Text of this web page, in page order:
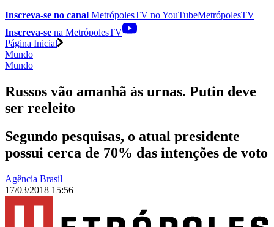
Inscreva-se no canal MetrópolesTV noYouTubeMetrópolesTV
Inscreva-se na MetrópolesTV
Página Inicial
Mundo
Mundo
Russos vão amanhã às urnas. Putin deve
ser reeleito
Segundo pesquisas, o atual presidente
possui cerca de 70% das intenções de voto
Agência Brasil
17/03/2018 15:56